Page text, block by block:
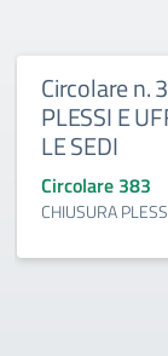
Circolare n.
PLESSI E
LE SEDI
Circolare 383
CHIUSURA